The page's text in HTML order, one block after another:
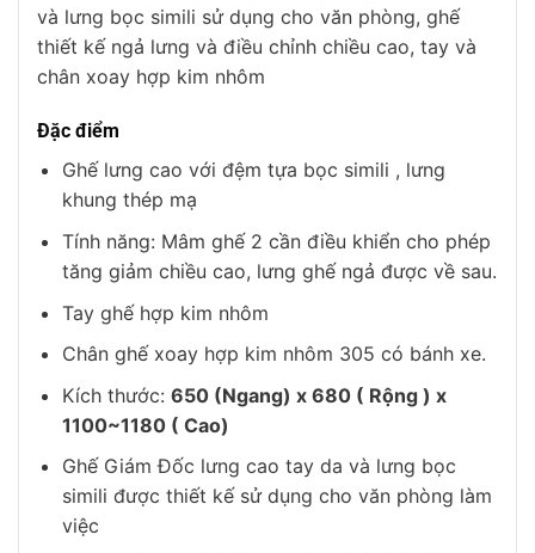
và lưng bọc simili sử dụng cho văn phòng, ghế
thiết kế ngả lưng và điều chỉnh chiều cao, tay và
chân xoay hợp kim nhôm
Đặc điểm
Ghế lưng cao với đệm tựa bọc simili , lưng
khung thép mạ
Tính năng: Mâm ghế 2 cần điều khiển cho phép
tăng giảm chiều cao, lưng ghế ngả được về sau.
Tay ghế hợp kim nhôm
Chân ghế xoay hợp kim nhôm 305 có bánh xe.
Kích thước: 650 (Ngang) x 680 ( Rộng ) x
1100~1180 ( Cao)
Ghế Giám Đốc lưng cao tay da và lưng bọc
simili được thiết kế sử dụng cho văn phòng làm
việc